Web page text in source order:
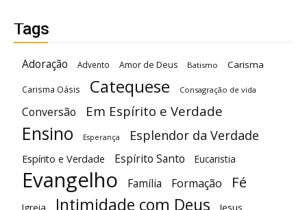
Tags
Adoração Advento Amor de Deus Batismo Carisma
Carisma Oásis Catequese Consagração de vida
Conversão Em Espírito e Verdade
Ensino Esperança Esplendor da Verdade
Espírito e Verdade Espírito Santo Eucaristia
Evangelho Família Formação Fé
Igreja Intimidade com Deus Jesus